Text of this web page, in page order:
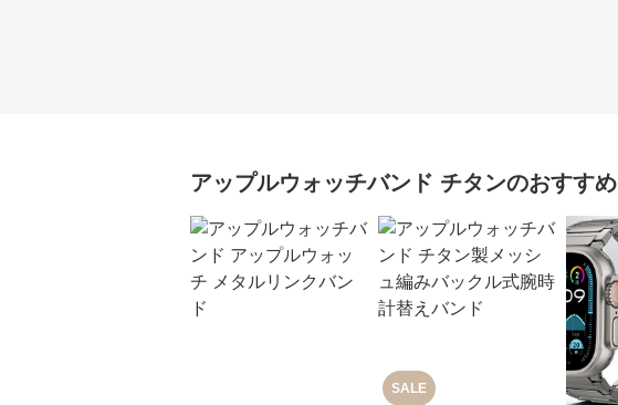
アップルウォッチバンド チタンのおすす
SALE